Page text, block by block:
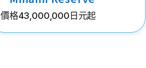
價格43,000,000日元起